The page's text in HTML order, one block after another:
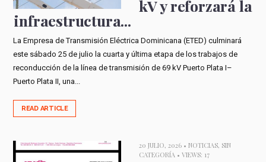
kV y reforzará la
infraestructura...
La Empresa de Transmisión Eléctrica Dominicana (ETED) culminará
este sábado 25 de julio la cuarta y última etapa de los trabajos de
reconducción de la línea de transmisión de 69 kV Puerto Plata I–
Puerto Plata II, una...
READ ARTICLE
20 JULIO, 2026 • NOTICIAS, SIN
CATEGORÍA • VIEWS: 17